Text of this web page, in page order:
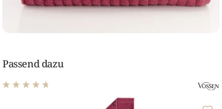
Passend dazu
Durchschnittliche Bewertung von 4.75 von 5 Sternen